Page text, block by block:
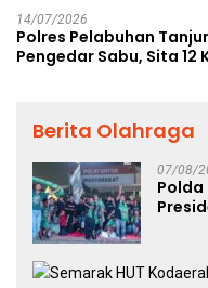
14/07/2026
Polres Pelabuhan
Pengedar Sabu, Sita 12
Berita Olahraga
07/08/
Polda